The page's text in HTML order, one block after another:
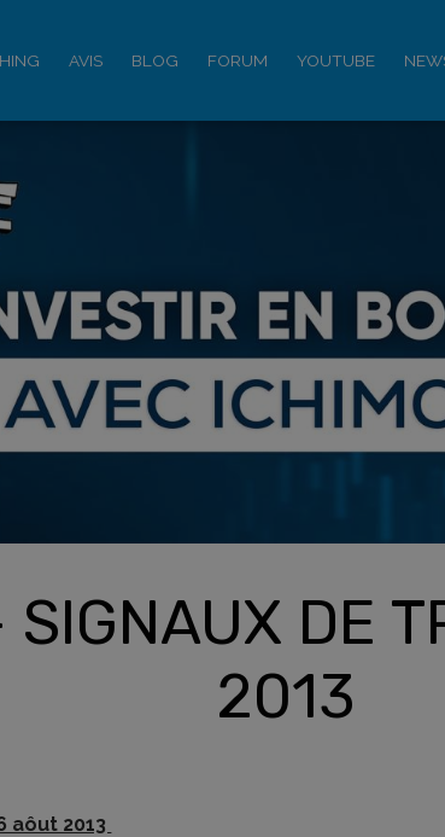
AVIS BLOG FORUM YOUTUBE
SIGNAUX DE
2013
aôut 2013